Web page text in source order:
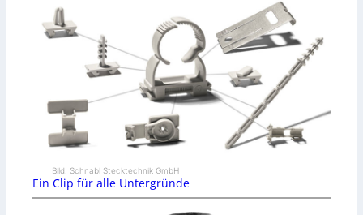
Bild: Schnabl Stecktechnik GmbH
Ein Clip für alle Untergründe